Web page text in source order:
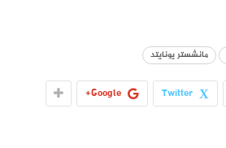
مانشستر يونايتد
Twitter
Google+